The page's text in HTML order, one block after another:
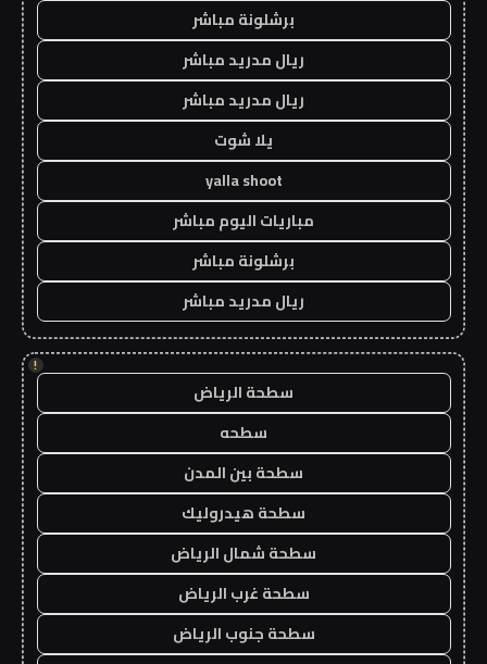
برشلونة مباشر
ريال مدريد مباشر
ريال مدريد مباشر
يلا شوت
yalla shoot
مباريات اليوم مباشر
برشلونة مباشر
ريال مدريد مباشر
!
سطحة الرياض
سطحه
سطحة بين المدن
سطحة هيدروليك
سطحة شمال الرياض
سطحة غرب الرياض
سطحة جنوب الرياض